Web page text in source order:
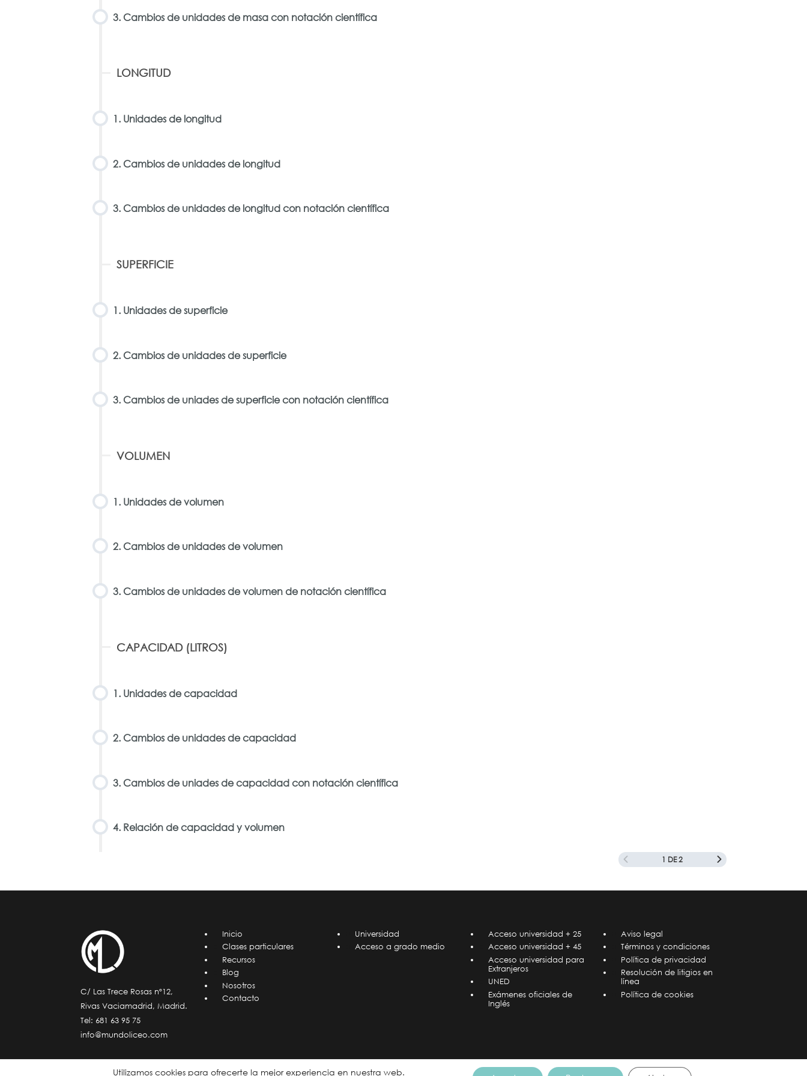
3. Cambios de unidades de masa con notación científica
LONGITUD
1. Unidades de longitud
2. Cambios de unidades de longitud
3. Cambios de unidades de longitud con notación científica
SUPERFICIE
1. Unidades de superficie
2. Cambios de unidades de superficie
3. Cambios de uniades de superficie con notación científica
VOLUMEN
1. Unidades de volumen
2. Cambios de unidades de volumen
3. Cambios de unidades de volumen de notación científica
CAPACIDAD (LITROS)
1. Unidades de capacidad
2. Cambios de unidades de capacidad
3. Cambios de uniades de capacidad con notación científica
4. Relación de capacidad y volumen
1 DE 2
C/ Las Trece Rosas nº12,
Rivas Vaciamadrid, Madrid.
Tel: 681 63 95 75
info@mundoliceo.com
Inicio
Clases particulares
Recursos
Blog
Nosotros
Contacto
Universidad
Acceso a grado medio
Acceso universidad + 25
Acceso universidad + 45
Acceso universidad para
Extranjeros
UNED
Exámenes oficiales de
Inglés
Aviso legal
Términos y condiciones
Política de privacidad
Resolución de litigios en
línea
Política de cookies
Utilizamos cookies para ofrecerte la mejor experiencia en nuestra web.